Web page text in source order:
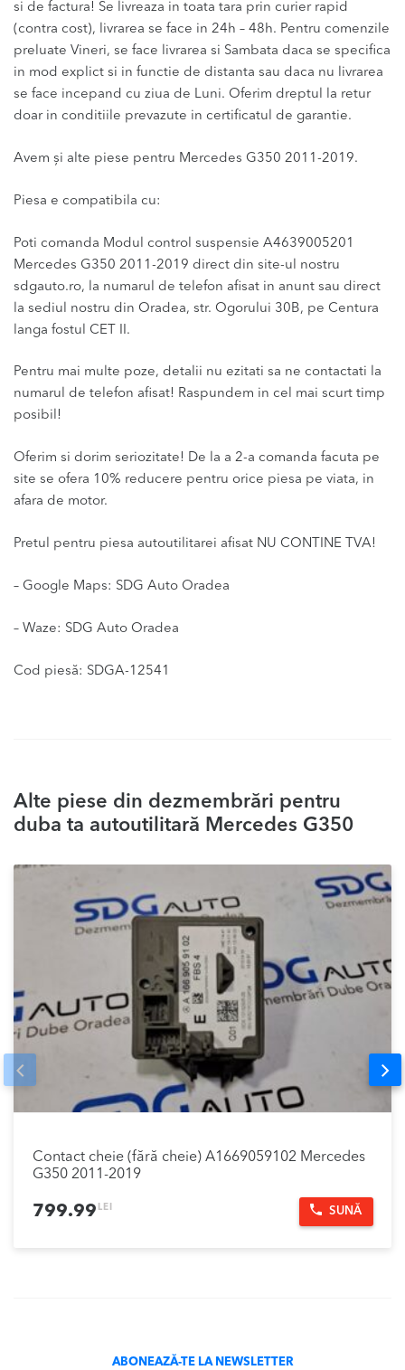
si de factura! Se livreaza in toata tara prin curier rapid
(contra cost), livrarea se face in 24h – 48h. Pentru comenzile
preluate Vineri, se face livrarea si Sambata daca se specifica
in mod explict si in functie de distanta sau daca nu livrarea
se face incepand cu ziua de Luni. Oferim dreptul la retur
doar in conditiile prevazute in certificatul de garantie.
Avem și alte piese pentru Mercedes G350 2011-2019.
Piesa e compatibila cu:
Poti comanda Modul control suspensie A4639005201
Mercedes G350 2011-2019 direct din site-ul nostru
sdgauto.ro, la numarul de telefon afisat in anunt sau direct
la sediul nostru din Oradea, str. Ogorului 30B, pe Centura
langa fostul CET II.
Pentru mai multe poze, detalii nu ezitati sa ne contactati la
numarul de telefon afisat! Raspundem in cel mai scurt timp
posibil!
Oferim si dorim seriozitate! De la a 2-a comanda facuta pe
site se ofera 10% reducere pentru orice piesa pe viata, in
afara de motor.
Pretul pentru piesa autoutilitarei afisat NU CONTINE TVA!
– Google Maps: SDG Auto Oradea
– Waze: SDG Auto Oradea
Cod piesă: SDGA-12541
Alte piese din dezmembrări pentru
duba ta autoutilitară Mercedes G350
Contact cheie (fără cheie) A1669059102 Mercedes
G350 2011-2019
799.99 LEI SUNĂ
Prev
ABONEAZĂ-TE LA NEWSLETTER